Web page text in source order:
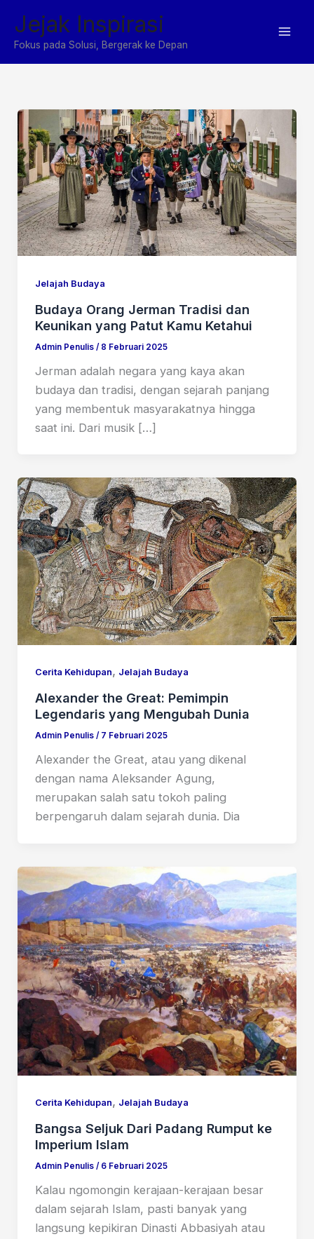
konten
Jejak Inspirasi
Fokus pada Solusi, Bergerak ke Depan
Jelajah Budaya
Budaya Orang Jerman Tradisi dan
Keunikan yang Patut Kamu Ketahui
Admin Penulis / 8 Februari 2025
Jerman adalah negara yang kaya akan
budaya dan tradisi, dengan sejarah panjang
yang membentuk masyarakatnya hingga
saat ini. Dari musik […]
Cerita Kehidupan, Jelajah Budaya
Alexander the Great: Pemimpin
Legendaris yang Mengubah Dunia
Admin Penulis / 7 Februari 2025
Alexander the Great, atau yang dikenal
dengan nama Aleksander Agung,
merupakan salah satu tokoh paling
berpengaruh dalam sejarah dunia. Dia
Cerita Kehidupan, Jelajah Budaya
Bangsa Seljuk Dari Padang Rumput ke
Imperium Islam
Admin Penulis / 6 Februari 2025
Kalau ngomongin kerajaan-kerajaan besar
dalam sejarah Islam, pasti banyak yang
langsung kepikiran Dinasti Abbasiyah atau